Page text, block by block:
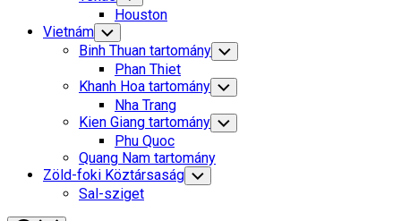
Child
Menu
Houston
Vietnám Toggle
Child
Menu
Binh Thuan tartomány Toggle
Child
Menu
Phan Thiet
Khanh Hoa tartomány Toggle
Child
Menu
Nha Trang
Kien Giang tartomány Toggle
Child
Phu Quoc
Quang Nam tartomány
Zöld-foki Köztársaság Toggle
Child
Sal-sziget